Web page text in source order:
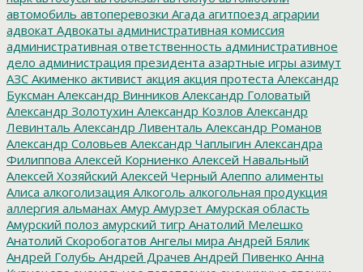
автомобиль автоперевозки Агада агитпоезд аграрии
адвокат Адвокаты административная комиссия
административная ответственность административное
дело администрация президента азартные игры азимут
АЗС Акименко активист акция акция протеста Александр
Буксман Александр Винников Александр Головатый
Александр Золотухин Александр Козлов Александр
Левинталь Александр Ливенталь Александр Романов
Александр Соловьев Александр Чаплыгин Александра
Филиппова Алексей Корниенко Алексей Навальный
Алексей Хозяйский Алексей Черный Алеппо алименты
Алиса алкоголизация Алкоголь алкогольная продукция
аллергия альманах Амур Амурзет Амурская область
Амурский полоз амурский тигр Анатолий Мелешко
Анатолий Скоробогатов Ангелы мира Андрей Бялик
Андрей Голубь Андрей Драчев Андрей Пивенко Анна